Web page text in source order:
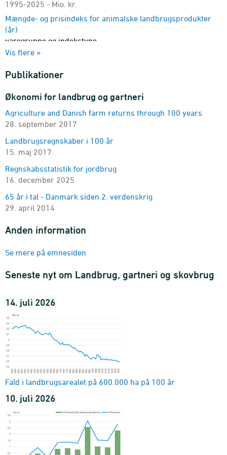
1995-2025 - Mio. kr.
Mængde- og prisindeks for animalske landbrugsprodukter
(år)
varegruppe og indekstype
2015-2025
(måned)
2015M01-2026M05 - Indeks
Salgspriser på udvalgte landbrugsprodukter
produkt og enhed
2005M01-2026M05
Resultatopgørelse for alle bedrifter (gennemsnit)
regnskabsposter
2008-2025 - Gns.
Resultatopgørelse for heltidsbedrifter (gennemsnit)
bedriftstype, årsværk, kvartilgruppe og regnskabsposter
Resultatopgørelse for deltidsbedrifter (gennemsnit)
2008-2025 - Gns.
Nøgletal for alle bedrifter (gennemsnit)
bedriftstype, region, standardoutput, kvartilgruppe og
2008-2025 - Gns.
Nøgletal for alle heltidsbedrifter (gennemsnit)
bedriftstype, årsværk, kvartilgruppe og regnskabsposter
2008-2025 - Gns.
Nøgletal for deltidsbedrifter (gennemsnit)
bedriftstype, kvartilgruppe og regnskabsposter
2008-2025 - Gns.
landbrugsprodukter (kvartal)
indekstype
2015K1-2026K1
Mængde- og prisindeks for animalske landbrugsprodukter
(kvartal)
Vis flere »
Publikationer
Økonomi for landbrug og gartneri
Agriculture and Danish farm returns through 100 years
28. september 2017
Landbrugsregnskaber i 100 år
15. maj 2017
Regnskabsstatistik for jordbrug
16. december 2025
65 år i tal - Danmark siden 2. verdenskrig
29. april 2014
Anden information
Se mere på emnesiden
Seneste nyt om Landbrug, gartneri og skovbrug
14. juli 2026
Fald i landbrugsarealet på 600.000 ha på 100 år
10. juli 2026